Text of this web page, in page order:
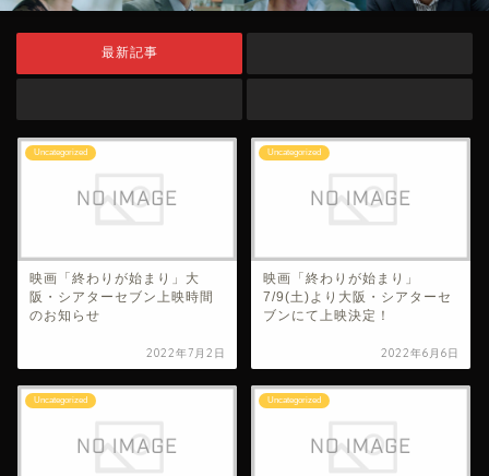
最新記事
Uncategorized
映画「終わりが始まり」大
阪・シアターセブン上映時間
のお知らせ
2022年7月2日
Uncategorized
映画「終わりが始まり」
7/9(土)より大阪・シアターセ
ブンにて上映決定！
2022年6月6日
Uncategorized Uncategorized